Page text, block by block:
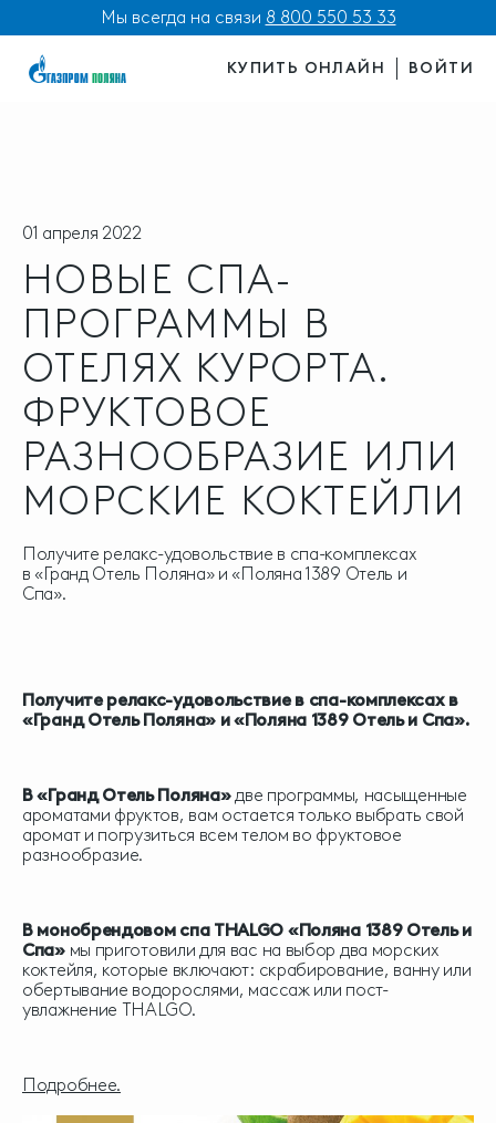
Мы всегда на связи 8 800 550 53 33
КУПИТЬ ОНЛАЙН ВОЙТИ
01 апреля 2022
НОВЫЕ СПА-
ПРОГРАММЫ В
ОТЕЛЯХ КУРОРТА.
ФРУКТОВОЕ
РАЗНООБРАЗИЕ ИЛИ
МОРСКИЕ КОКТЕЙЛИ
Получите релакс-удовольствие в спа-комплексах
в «Гранд Отель Поляна» и «Поляна 1389 Отель и
Спа».
Получите релакс-удовольствие в спа-комплексах в
«Гранд Отель Поляна» и «Поляна 1389 Отель и Спа».
В «Гранд Отель Поляна»две программы, насыщенные
ароматами фруктов, вам остается только выбрать свой
аромат и погрузиться всем телом во фруктовое
разнообразие.
В монобрендовом спа THALGO «Поляна 1389 Отель и
Спа» мы приготовили для вас на выбор два морских
коктейля, которые включают: скрабирование, ванну или
обертывание водорослями, массаж или пост-
увлажнение THALGO.
Подробнее.